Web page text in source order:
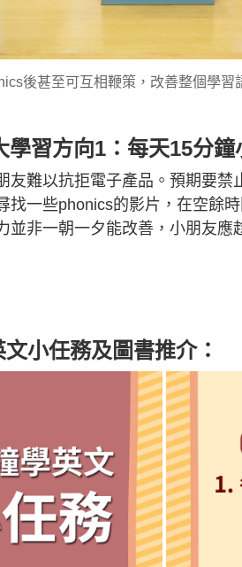
後甚至可互相鞭策，改善整個學習
習方向1：每天15分鐘
友難以抗拒電子產品。預期要
找一些phonics的影片，在空餘
並非一朝一夕能改善，小朋友應
小任務及圖書推介：